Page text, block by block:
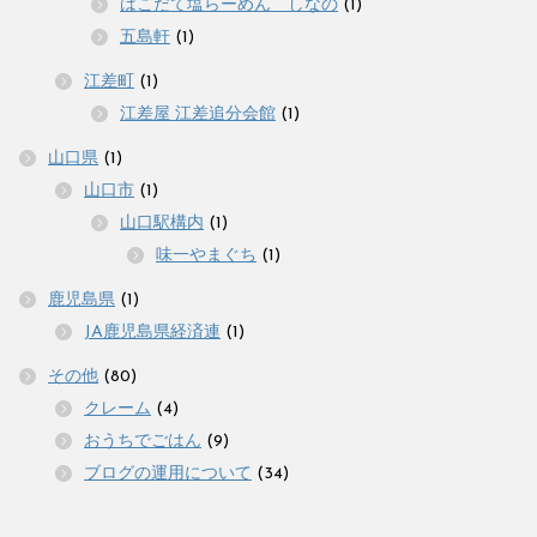
はこだて塩らーめん しなの (1)
五島軒 (1)
江差町 (1)
江差屋 江差追分会館 (1)
山口県 (1)
山口市 (1)
山口駅構内 (1)
味一やまぐち (1)
鹿児島県 (1)
JA鹿児島県経済連 (1)
その他 (80)
クレーム (4)
おうちでごはん (9)
ブログの運用について (34)